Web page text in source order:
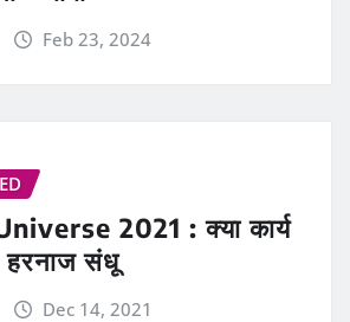
Feb 23, 2024
2021 : क्या कार्य
हरनाज संधू
Dec 14, 2021